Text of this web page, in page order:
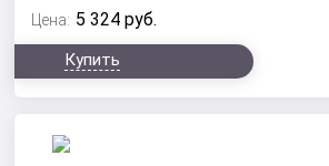
Цена: 5 324 руб.
Купить